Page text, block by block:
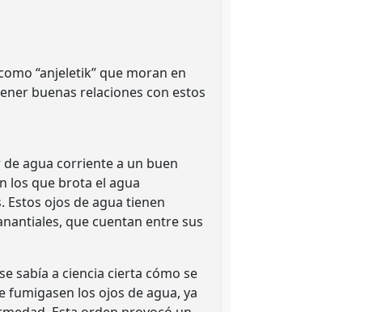
“anjeletik” que moran en
buenas relaciones con estos
agua corriente a un buen
los que brota el agua
ojos de agua tienen
que cuentan entre sus
sabía a ciencia cierta cómo se
fumigasen los ojos de agua, ya